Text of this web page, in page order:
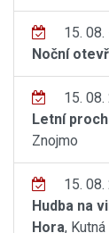
15.
Noční
15. 08.
Letní
Znojmo
15. 08.
Hudba na
Hora,